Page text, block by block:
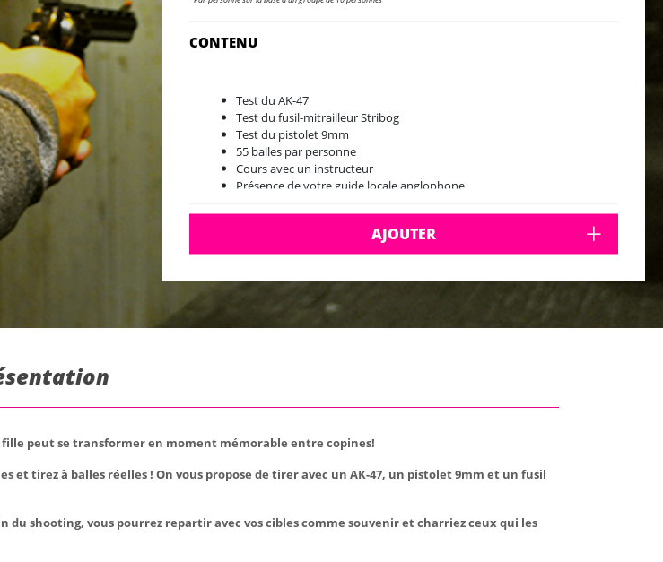
CONTENU
Test du AK-47
Test du fusil-mitrailleur Stribog
Test du pistolet 9mm
55 balles par personne
Cours avec un instructeur
Présence de votre guide locale anglophone
AJOUTER
peut se transformer en moment mémorable entre copines!
et tirez à balles réelles ! On vous propose de tirer avec un AK-47, un pistolet 9mm et un fusil
shooting, vous pourrez repartir avec vos cibles comme souvenir et charriez ceux qui les